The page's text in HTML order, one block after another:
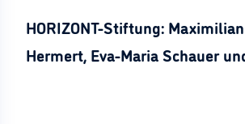
HORIZONT-Stiftung:
Hermert, Eva-Maria Schauer